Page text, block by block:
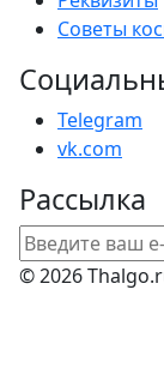
Советы
Telegram
vk.com
Рассылка
© 2026